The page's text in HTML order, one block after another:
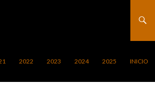
2022 2023 2024 2025 INICIO